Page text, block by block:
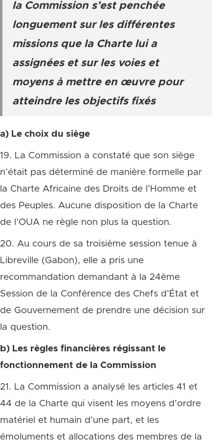
la Commission s’est penchée
longuement sur les différentes
missions que la Charte lui a
assignées et sur les voies et
moyens à mettre en œuvre pour
atteindre les objectifs fixés
a) Le choix du siège
19. La Commission a constaté que son siège
n’était pas déterminé de manière formelle par
la Charte Africaine des Droits de l’Homme et
des Peuples. Aucune disposition de la Charte
de l’OUA ne règle non plus la question.
20. Au cours de sa troisième session tenue à
Libreville (Gabon), elle a pris une
recommandation demandant à la 24ème
Session de la Conférence des Chefs d’État et
de Gouvernement de prendre une décision sur
la question.
b) Les règles financières régissant le
fonctionnement de la Commission
21. La Commission a analysé les articles 41 et
44 de la Charte qui visent les moyens d’ordre
matériel et humain d’une part, et les
émoluments et allocations des membres de la